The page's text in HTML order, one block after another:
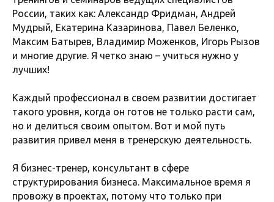
России, таких как: Александр Фридман, Андрей
Мудрый, Екатерина Казаринова, Павел Беленко,
Максим Батырев, Владимир Моженков, Игорь Рызов
и многие другие. Я четко знаю – учиться нужно у
лучших!
Каждый профессионал в своем развитии достигает
такого уровня, когда он готов не только расти сам,
но и делиться своим опытом. Вот и мой путь
развития привел меня в тренерскую деятельность.
Я бизнес-тренер, консультант в сфере
структурирования бизнеса. Максимальное время я
провожу в проектах, потому что только при